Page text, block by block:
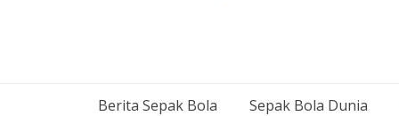
Berita Sepak Bola Sepak Bola Dunia